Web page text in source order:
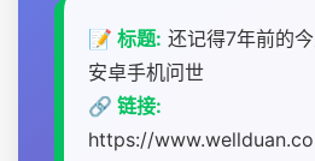
📝 标题: 还记得7年前的
安卓手机问世
🔗 链接:
https://